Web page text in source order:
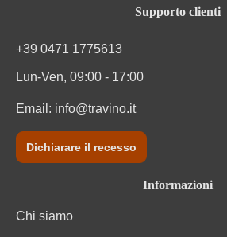
Supporto clienti
+39 0471 1775613
Lun-Ven, 09:00 - 17:00
Email: info@travino.it
Dichiarare il recesso
Informazioni
Chi siamo